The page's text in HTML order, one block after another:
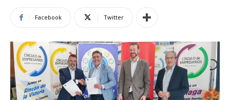
Facebook Twitter